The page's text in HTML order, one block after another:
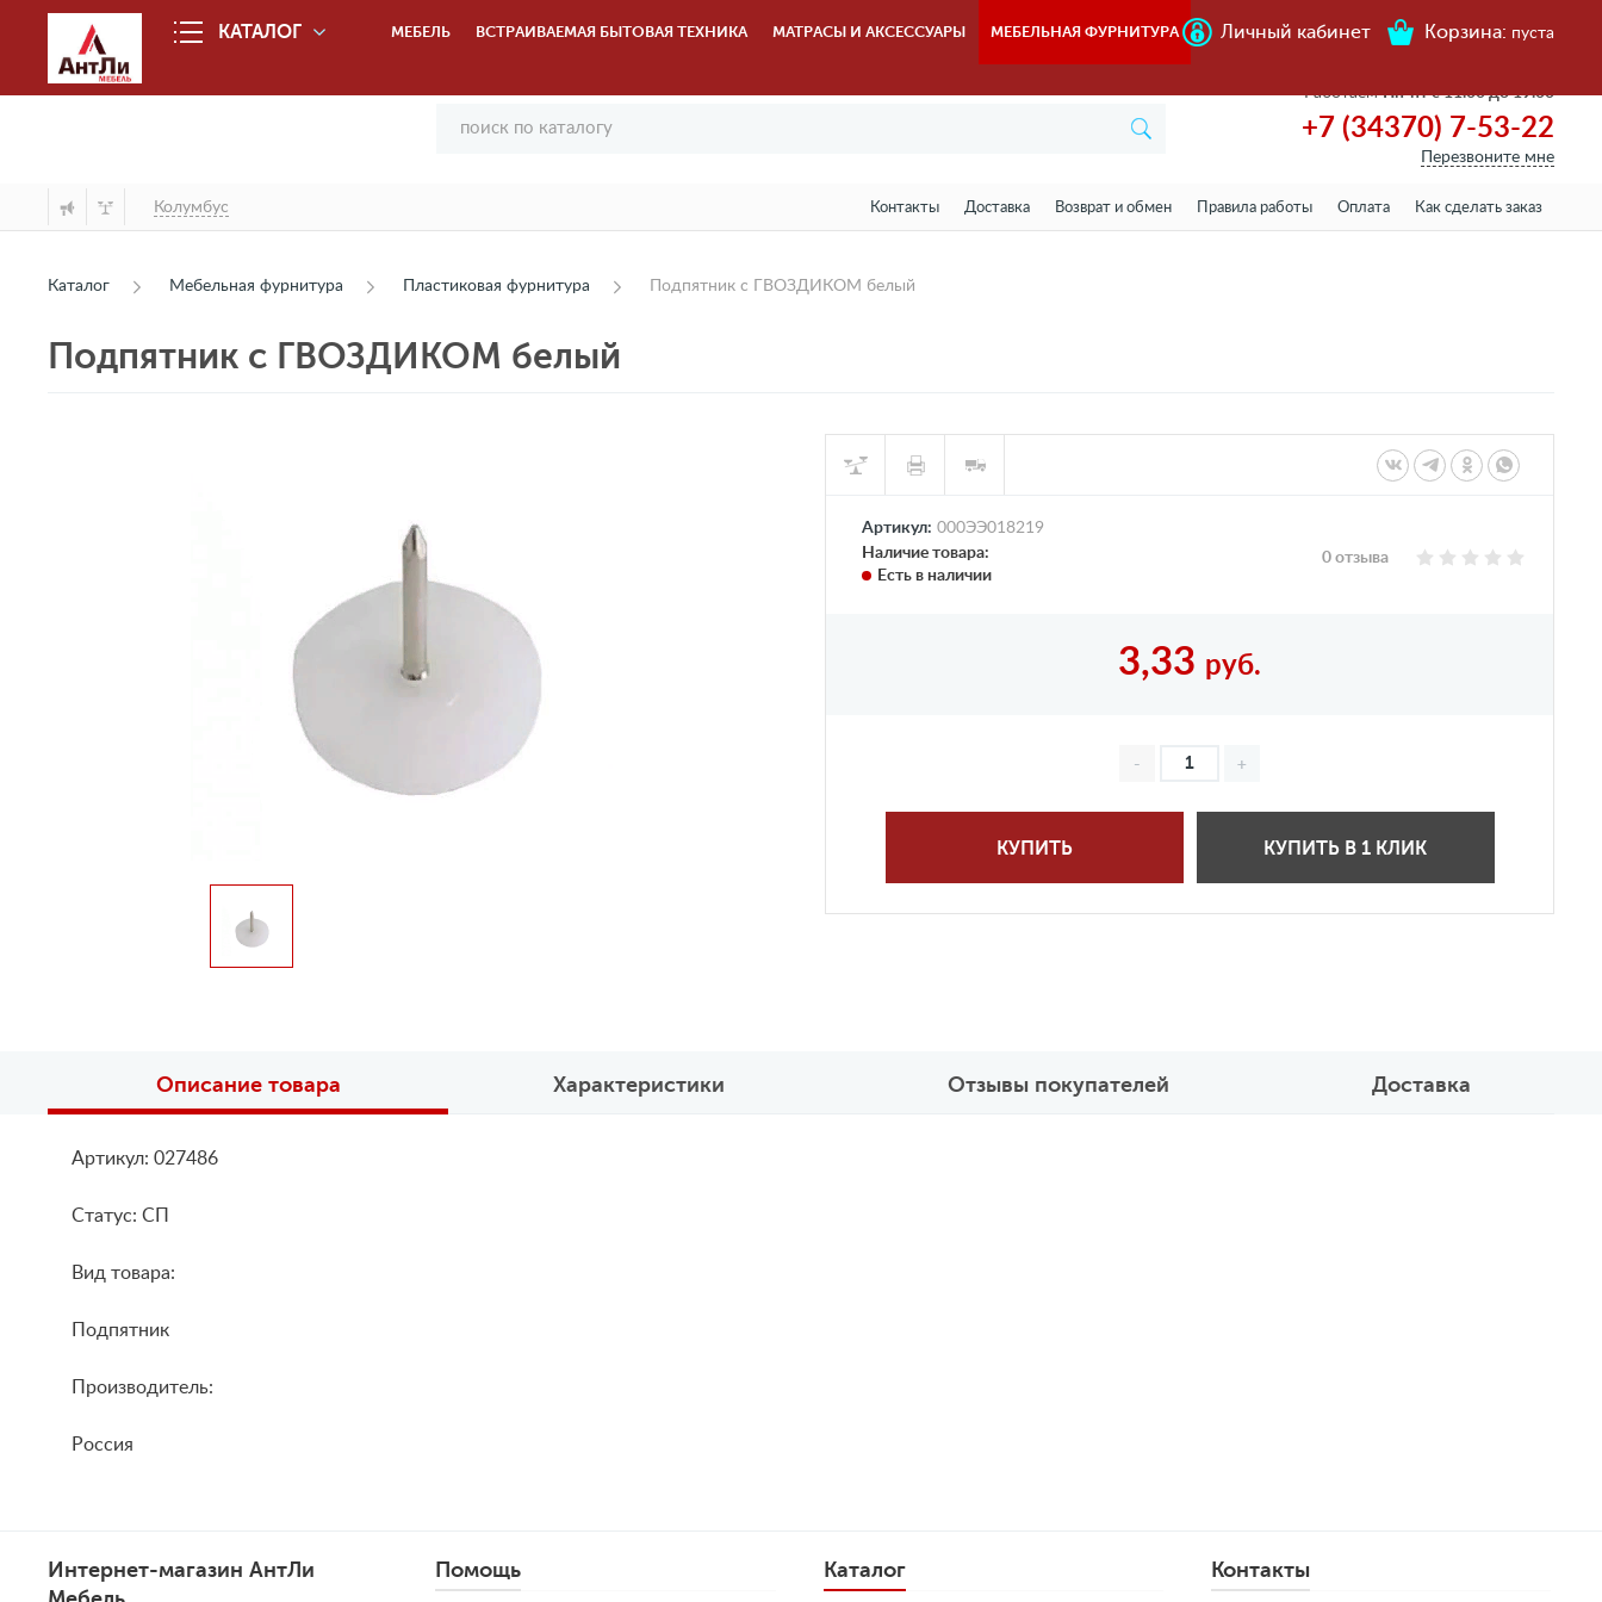
КАТАЛОГ МЕБЕЛЬ ВСТРАИВАЕМАЯ БЫТОВАЯ ТЕХНИКА МАТРАСЫ И АКСЕССУАРЫ МЕБЕЛЬНАЯ ФУРНИТУРА Личный кабинет Корзина: пуста
РаботаемПн-пт с 11.00 до 19.00
+7 (34370) 7-53-22
Перезвоните мне
Колумбус Контакты Доставка Возврат и обмен Правила работы Оплата Как сделать заказ
Каталог Мебельная фурнитура Пластиковая фурнитура Подпятник с ГВОЗДИКОМ белый
Подпятник с ГВОЗДИКОМ белый
Артикул: 000ЭЭ018219
Наличие товара:
Есть в наличии
0 отзыва
3,33 руб.
КУПИТЬ КУПИТЬ В 1 КЛИК
Описание товара Характеристики Отзывы покупателей Доставка
Артикул: 027486
Статус: СП
Вид товара:
Подпятник
Производитель:
Россия
Интернет-магазин АнтЛи
Помощь Контакты
Каталог